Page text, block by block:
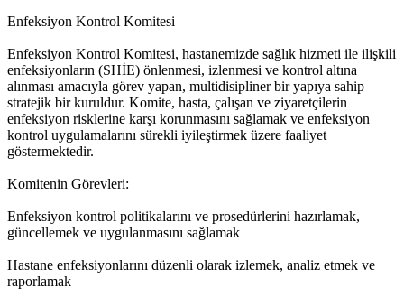
Enfeksiyon Kontrol Komitesi
Enfeksiyon Kontrol Komitesi, hastanemizde sağlık hizmeti ile ilişkili
enfeksiyonların (SHİE) önlenmesi, izlenmesi ve kontrol altına
alınması amacıyla görev yapan, multidisipliner bir yapıya sahip
stratejik bir kuruldur. Komite, hasta, çalışan ve ziyaretçilerin
enfeksiyon risklerine karşı korunmasını sağlamak ve enfeksiyon
kontrol uygulamalarını sürekli iyileştirmek üzere faaliyet
göstermektedir.
Komitenin Görevleri:
Enfeksiyon kontrol politikalarını ve prosedürlerini hazırlamak,
güncellemek ve uygulanmasını sağlamak
Hastane enfeksiyonlarını düzenli olarak izlemek, analiz etmek ve
raporlamak